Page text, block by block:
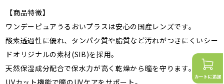
【商品特徴】
ワンデーピュアうるおいプラスは安心の国産レンズです。
酸素透過性に優れ、タンパク質や脂質など汚れがつきにくいシー
ドオリジナルの素材(SIB)を採用。
天然保湿成分配合で保水力が高く乾燥から瞳を守ります。